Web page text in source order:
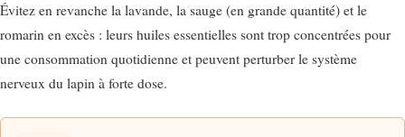
Évitez en revanche la lavande, la sauge (en grande quantité) et le
romarin en excès : leurs huiles essentielles sont trop concentrées pour
une consommation quotidienne et peuvent perturber le système
nerveux du lapin à forte dose.